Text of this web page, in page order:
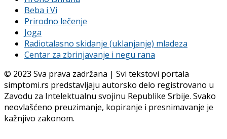
Beba i Vi
Prirodno lečenje
Joga
Radiotalasno skidanje (uklanjanje) mladeza
Centar za zbrinjavanje i negu rana
© 2023 Sva prava zadržana | Svi tekstovi portala
simptomi.rs predstavljaju autorsko delo registrovano u
Zavodu za Intelektualnu svojinu Republike Srbije. Svako
neovlašćeno preuzimanje, kopiranje i presnimavanje je
kažnjivo zakonom.